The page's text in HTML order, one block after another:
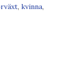
, kvinna,